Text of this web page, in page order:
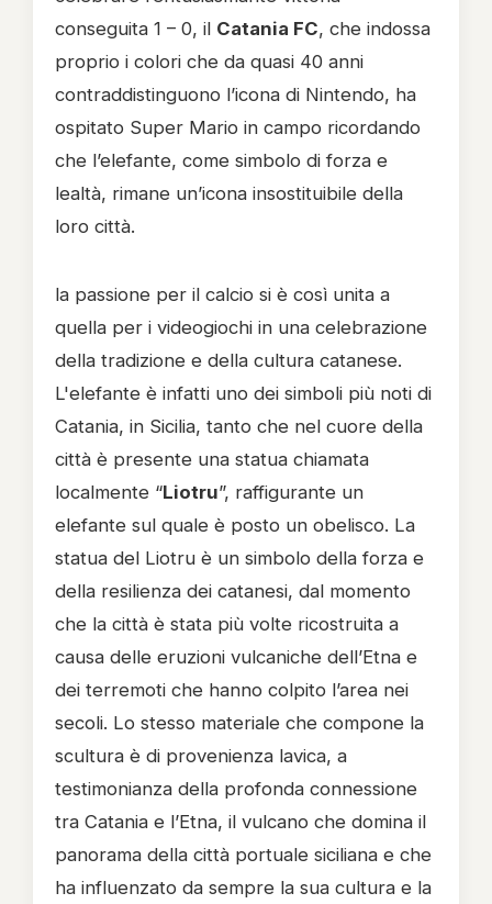
conseguita 1 – 0, il Catania FC, che indossa
proprio i colori che da quasi 40 anni
contraddistinguono l’icona di Nintendo, ha
ospitato Super Mario in campo ricordando
che l’elefante, come simbolo di forza e
lealtà, rimane un’icona insostituibile della
loro città.
la passione per il calcio si è così unita a
quella per i videogiochi in una celebrazione
della tradizione e della cultura catanese.
L'elefante è infatti uno dei simboli più noti di
Catania, in Sicilia, tanto che nel cuore della
città è presente una statua chiamata
localmente “Liotru”, raffigurante un
elefante sul quale è posto un obelisco. La
statua del Liotru è un simbolo della forza e
della resilienza dei catanesi, dal momento
che la città è stata più volte ricostruita a
causa delle eruzioni vulcaniche dell’Etna e
dei terremoti che hanno colpito l’area nei
secoli. Lo stesso materiale che compone la
scultura è di provenienza lavica, a
testimonianza della profonda connessione
tra Catania e l’Etna, il vulcano che domina il
panorama della città portuale siciliana e che
ha influenzato da sempre la sua cultura e la